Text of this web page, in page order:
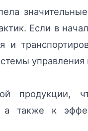
Если в
и
управления
продукции,
также к